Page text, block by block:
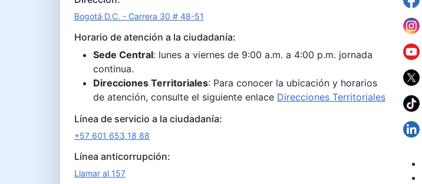
Bogotá D.C. - Carrera 30 # 48-51
Horario de atención a la ciudadanía:
Sede Central: lunes a viernes de 9:00 a.m. a 4:00 p.m. jornada
continua.
Direcciones Territoriales: Para conocer la ubicación y horarios
de atención, consulte el siguiente enlace Direcciones Territoriales
Línea de servicio a la ciudadanía:
+57 601 653 18 88
Línea anticorrupción:
Llamar al 157